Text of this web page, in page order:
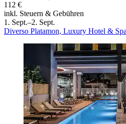
112 €
inkl. Steuern & Gebühren
1. Sept.–2. Sept.
Diverso Platamon, Luxury Hotel & Spa